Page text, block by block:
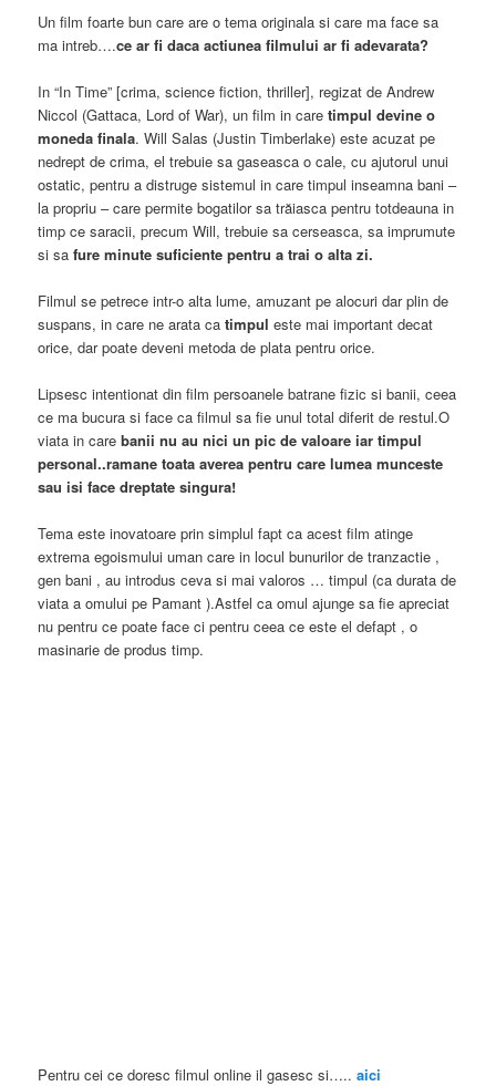
Un film foarte bun care are o tema originala si care ma face sa
ma intreb….ce ar fi daca actiunea filmului ar fi adevarata?
In “In Time” [crima, science fiction, thriller], regizat de Andrew
Niccol (Gattaca, Lord of War), un film in care timpul devine o
moneda finala. Will Salas (Justin Timberlake) este acuzat pe
nedrept de crima, el trebuie sa gaseasca o cale, cu ajutorul unui
ostatic, pentru a distruge sistemul in care timpul inseamna bani –
la propriu – care permite bogatilor sa trăiasca pentru totdeauna in
timp ce saracii, precum Will, trebuie sa cerseasca, sa imprumute
si safure minute suficiente pentru a trai o alta zi.
Filmul se petrece intr-o alta lume, amuzant pe alocuri dar plin de
suspans, in care ne arata ca timpul este mai important decat
orice, dar poate deveni metoda de plata pentru orice.
Lipsesc intentionat din film persoanele batrane fizic si banii, ceea
ce ma bucura si face ca filmul sa fie unul total diferit de restul.O
viata in care banii nu au nici un pic de valoare iar timpul
personal..ramane toata averea pentru care lumea munceste
sau isi face dreptate singura!
Tema este inovatoare prin simplul fapt ca acest film atinge
extrema egoismului uman care in locul bunurilor de tranzactie ,
gen bani , au introdus ceva si mai valoros … timpul (ca durata de
viata a omului pe Pamant ).Astfel ca omul ajunge sa fie apreciat
nu pentru ce poate face ci pentru ceea ce este el defapt , o
masinarie de produs timp.
Pentru cei ce doresc filmul online il gasesc si….. aici